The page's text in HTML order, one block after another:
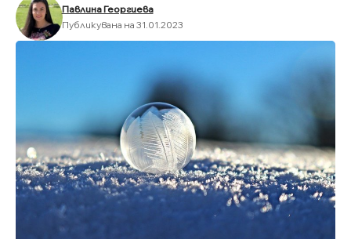
Павлина Георгиева
Публикувана на 31.01.2023